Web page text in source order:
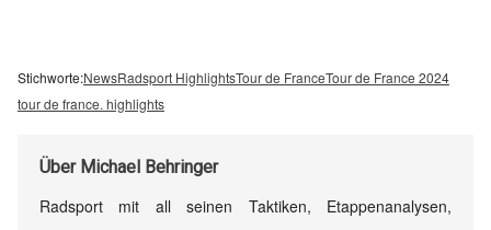
Stichworte:NewsRadsport HighlightsTour de FranceTour de France 2024
tour de france. highlights
Über Michael Behringer
Radsport mit all seinen Taktiken, Etappenanalysen,